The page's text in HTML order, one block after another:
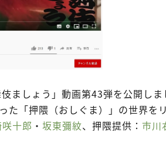
ましょう」動画第43弾を公開しま
た「押隈（おしぐま）」の世界を
十郎 ・ 坂東彌紋、押隈提供： 市川